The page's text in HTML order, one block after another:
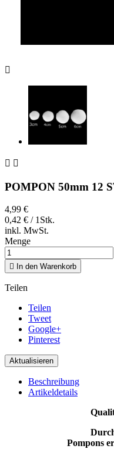

 
POMPON 50mm 12
4,99 €
0,42 € / 1Stk.
inkl. MwSt.
Menge
 In den Warenkorb
Teilen
Teilen
Tweet
Google+
Pinterest
Beschreibung
Artikeldetails
Pompons